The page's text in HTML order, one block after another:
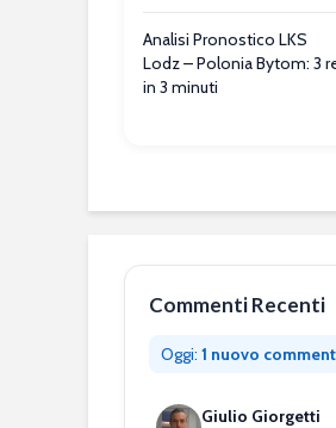
Analisi Pronostico LKS
Lodz – Polonia Bytom: 3
in 3 minuti
Commenti Recenti
Oggi: 1 nuovo
Giulio Giorgetti